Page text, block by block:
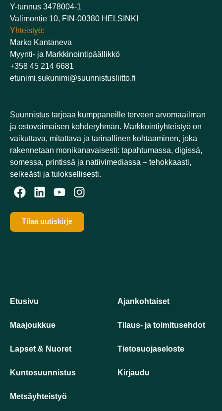
Y-tunnus 3478004-1
Valimontie 10, FIN-00380 HELSINKI
Yhteistyö:
Marko Kantaneva
Myynti- ja Markkinointipäällikkö
+358 45 214 6681
etunimi.sukunimi@suunnistusliitto.fi
Suunnistus tarjoaa kumppaneille terveen arvomaailman
ja ostovoimaisen kohderyhmän. Markkointiyhteistyö on
vaikuttava, mitattava ja tarinallinen kohtaaminen, joka
rakennetaan monikanavaisesti: tapahtumassa, digissä,
somessa, printissä ja natiivimediassa – tehokkaasti,
selkeästi ja tuloksellisesti.​
Tilaa uutiskirje
Etusivu
Maajoukkue
Lapset & Nuoret
Kuntosuunnistus
Metsäyhteistyö
Ajankohtaiset
Tilaus- ja toimitusehdot
Tietosuojaseloste
Kirjaudu